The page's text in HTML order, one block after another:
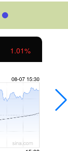
1.01%